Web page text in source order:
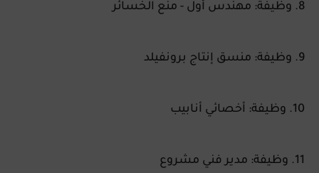
8. وظيفة: مهندس أول - منع الخسائر
9. وظيفة: منسق إنتاج برونفيلد
10. وظيفة: أخصائي أنابيب
11. وظيفة: مدير فني مشروع